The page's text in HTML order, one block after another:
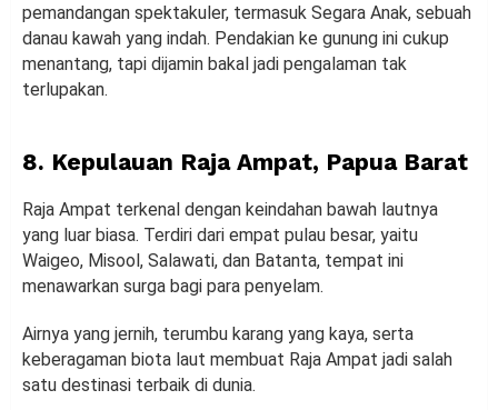
pemandangan spektakuler, termasuk Segara Anak, sebuah
danau kawah yang indah. Pendakian ke gunung ini cukup
menantang, tapi dijamin bakal jadi pengalaman tak
terlupakan.
8. Kepulauan Raja Ampat, Papua Barat
Raja Ampat terkenal dengan keindahan bawah lautnya
yang luar biasa. Terdiri dari empat pulau besar, yaitu
Waigeo, Misool, Salawati, dan Batanta, tempat ini
menawarkan surga bagi para penyelam.
Airnya yang jernih, terumbu karang yang kaya, serta
keberagaman biota laut membuat Raja Ampat jadi salah
satu destinasi terbaik di dunia.